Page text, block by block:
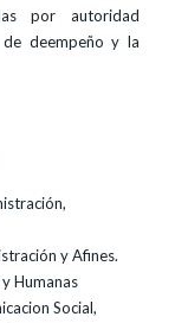
por autoridad
deempeño y la
y Afines.
Humanas
Social,